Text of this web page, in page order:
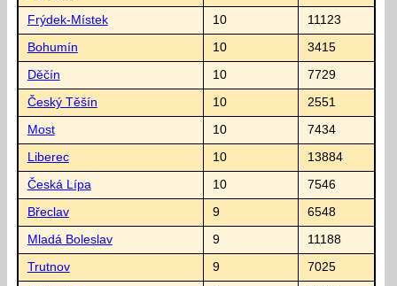
Frýdek-Místek 10 11123
Bohumín 10 3415
Děčín 10 7729
Český Těšín 10 2551
Most 10 7434
Liberec 10 13884
Česká Lípa 10 7546
Břeclav 9 6548
Mladá Boleslav 9 11188
Trutnov 9 7025